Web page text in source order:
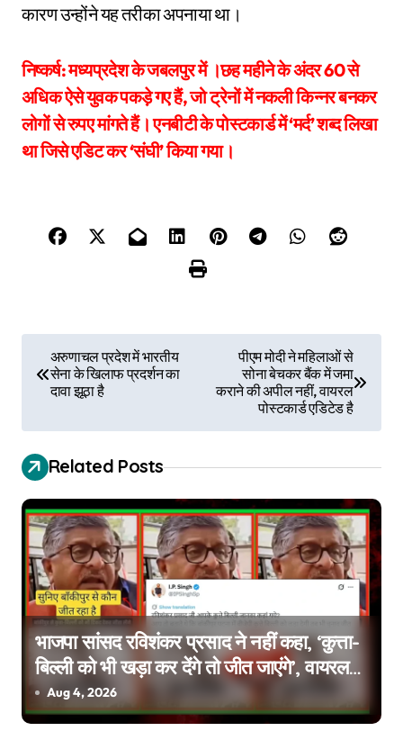
कारण उन्होंने यह तरीका अपनाया था।
निष्कर्ष: मध्यप्रदेश के जबलपुर में ।छह महीने के अंदर 60 से
अधिक ऐसे युवक पकड़े गए हैं, जो ट्रेनों में नकली किन्नर बनकर
लोगों से रुपए मांगते हैं। एनबीटी के पोस्टकार्ड में ‘मर्द’ शब्द लिखा
था जिसे एडिट कर ‘संघी’ किया गया।
s
t
n
a
v
i
g
a
t
अरुणाचल प्रदेश में भारतीय
सेना के खिलाफ प्रदर्शन का
दावा झूठा है
पीएम मोदी ने महिलाओं से
सोना बेचकर बैंक में जमा
कराने की अपील नहीं, वायरल
पोस्टकार्ड एडिटेड है
Related Posts
भाजपा सांसद रविशंकर प्रसाद ने नहीं कहा, ‘कुत्ता-
बिल्ली को भी खड़ा कर देंगे तो जीत जाएंगे’, वायरल
वीडियो एडिटेड है
Aug 4, 2026